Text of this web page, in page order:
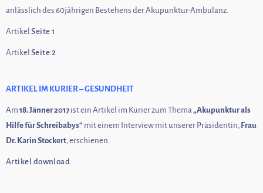
anlässlich des 60jährigen Bestehens der Akupunktur-Ambulanz.
Artikel Seite 1
Artikel Seite 2
ARTIKEL IM KURIER – GESUNDHEIT
Am 18. Jänner 2017 ist ein Artikel im Kurier zum Thema „Akupunktur als
Hilfe für Schreibabys“ mit einem Interview mit unserer Präsidentin, Frau
Dr. Karin Stockert , erschienen.
Artikel download